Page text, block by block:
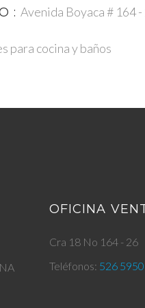
: Avenida Boyaca # 164 -
para cocina y baños
OFICINA
Cra 18 No 164 - 26
Teléfonos: 526 5950